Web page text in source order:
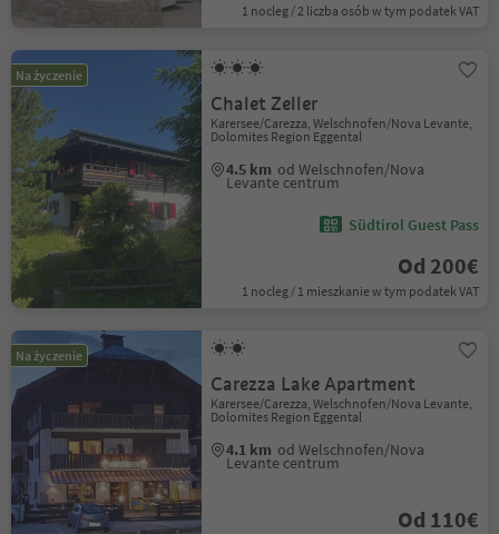
1 nocleg / 2 liczba osób w tym podatek VAT
Na życzenie
Chalet Zeller
Karersee/Carezza, Welschnofen/Nova Levante,
Dolomites Region Eggental
4.5 km od Welschnofen/Nova
Levante centrum
Südtirol Guest Pass
Od 200€
1 nocleg / 1 mieszkanie w tym podatek VAT
Na życzenie
Carezza Lake Apartment
Karersee/Carezza, Welschnofen/Nova Levante,
Dolomites Region Eggental
4.1 km od Welschnofen/Nova
Levante centrum
Od 110€